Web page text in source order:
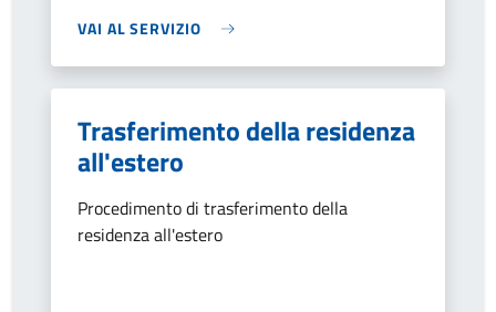
VAI AL SERVIZIO
Trasferimento della residenza
all'estero
Procedimento di trasferimento della
residenza all'estero